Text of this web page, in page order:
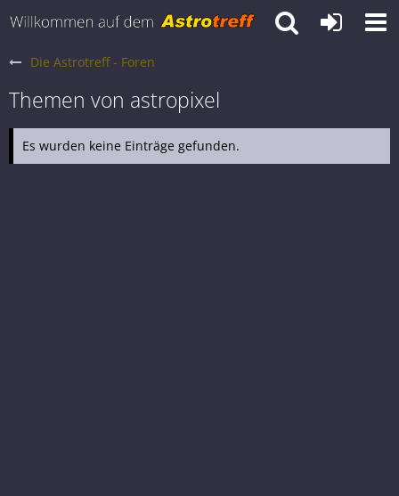
Die Astrotreff - Foren
Themen von astropixel
Es wurden keine Einträge gefunden.